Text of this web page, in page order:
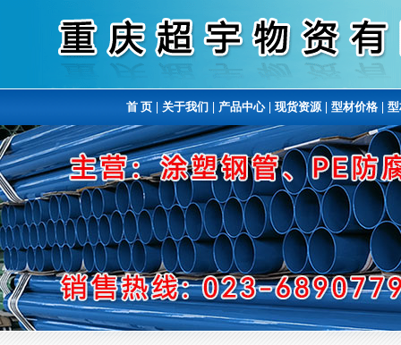
首 页 关于我们 产品中心| 现货资源| 型材价格